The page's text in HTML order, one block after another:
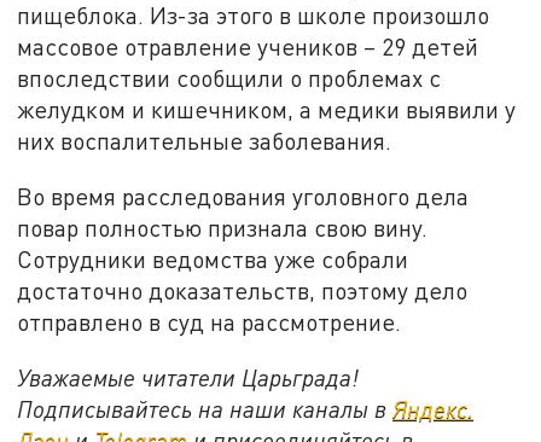
пищеблока. Из-за этого в школе произошло
массовое отравление учеников – 29 детей
впоследствии сообщили о проблемах с
желудком и кишечником, а медики выявили у
них воспалительные заболевания.
Во время расследования уголовного дела
повар полностью признала свою вину.
Сотрудники ведомства уже собрали
достаточно доказательств, поэтому дело
отправлено в суд на рассмотрение.
Уважаемые читатели Царьграда!
Подписывайтесь на наши каналы вЯндекс.